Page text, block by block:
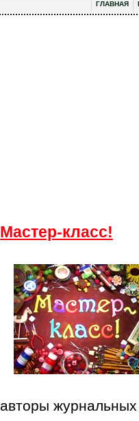
ГЛАВНАЯ
Мастер-класс!
авторы журнальных